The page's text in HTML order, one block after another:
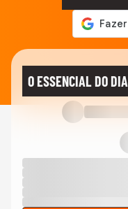
O ESSENCIAL DO DIA